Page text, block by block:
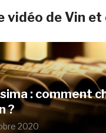
vidéo de Vin
: comment
?
2020